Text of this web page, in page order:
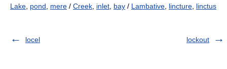
Lake pond mere / Creek inlet bay / Lambative lincture linctus
locel lockout